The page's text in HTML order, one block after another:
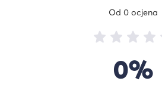
Od 0 ocjena
0%